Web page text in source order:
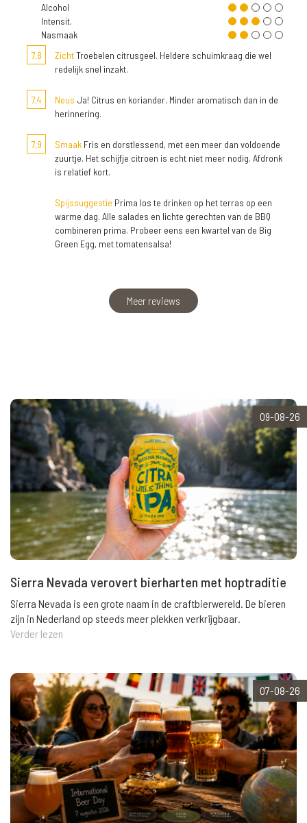
Alcohol
Intensit.
Nasmaak
7,8
ZichtTroebelen citrusgeel. Heldere schuimkraag die wel
redelijk snel inzakt.
7,4 Neus Ja! Citrus en koriander. Minder aromatisch dan in de
herinnering.
7,9 Smaak Fris en dorstlessend, met een meer dan voldoende
zuurtje. Het schijfje citroen is echt niet meer nodig. Afdronk
is relatief kort.
Spijssuggestie Prima los te drinken op het terras op een
warme dag. Alle salades en lichte gerechten van de BBQ
combineren prima. Probeer eens een kwartel van de Big
Green Egg, met tomatensalsa!
Meer reviews
09-08-26
Sierra Nevada verovert bierharten met hoptraditie
Sierra Nevada is een grote naam in de craftbierwereld. De bieren
zijn in Nederland op steeds meer plekken verkrijgbaar.
Verder lezen
07-08-26